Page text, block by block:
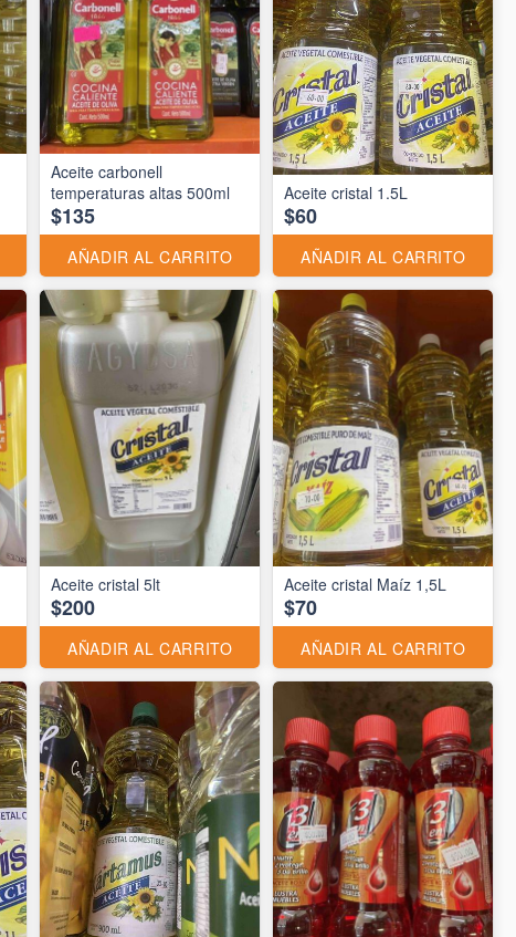
Aceite carbonell
temperaturas altas 500ml
$135
AÑADIR AL CARRITO
Aceite cristal 1.5L
$60
AÑADIR AL CARRITO
Aceite cristal 5lt
$200
AÑADIR AL CARRITO
Aceite cristal Maíz 1,5L
$70
AÑADIR AL CARRITO